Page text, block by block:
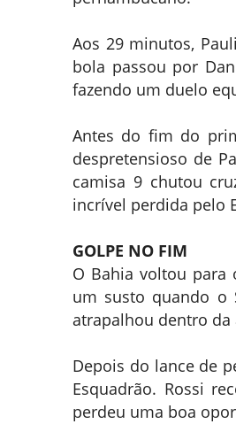
Aos 29 minutos,
bola passou por
fazendo um duelo
Antes do fim do
despretensioso de
camisa 9 chutou
incrível perdida pelo
GOLPE NO FIM
O Bahia voltou
um susto quando o
atrapalhou dentro da
Depois do lance de
Esquadrão. Rossi
perdeu uma boa